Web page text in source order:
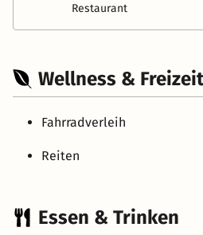
Restaurant
Wellness & Freizeit
Fahrradverleih
Reiten
Essen & Trinken